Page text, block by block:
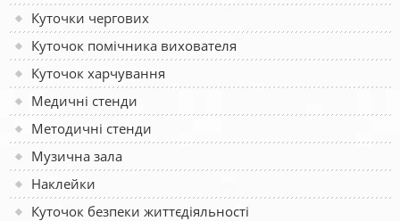
Куточки чергових
Куточок помічника вихователя
Куточок харчування
Медичні стенди
Методичні стенди
Музична зала
Наклейки
Куточок безпеки життєдіяльності